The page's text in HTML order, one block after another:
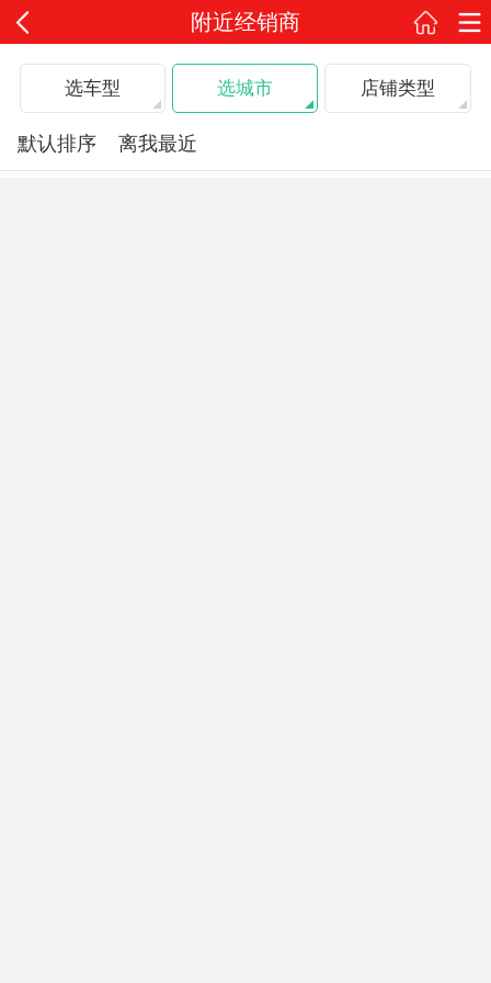
附近经销商
选车型 选城市 店铺类型
默认排序 离我最近